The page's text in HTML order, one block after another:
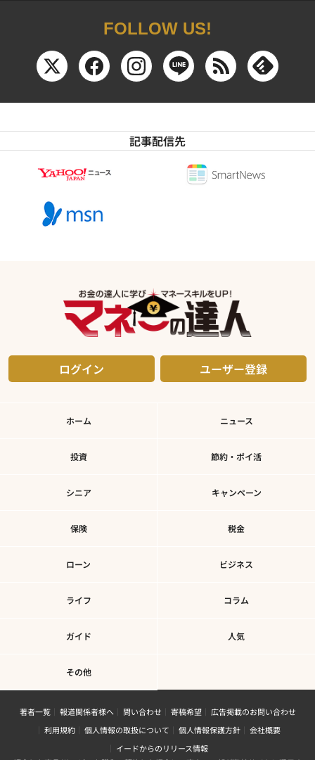
FOLLOW US!
記事配信先
ログイン ユーザー登録
ホーム ニュース
投資 節約・ポイ活
シニア キャンペーン
保険 税金
ローン ビジネス
ライフ コラム
ガイド 人気
その他
著者一覧 報道関係者様へ 問い合わせ 寄稿希望
広告掲載のお問い合わせ
利用規約
個人情報の取扱について 個人情報保護方針
会社概要
イードからのリリース情報